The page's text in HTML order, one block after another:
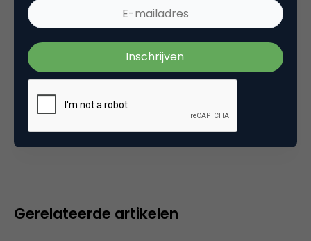
25 november 2005 om 11:07
Plaats reactie
om een reactie te
plaatsen.
Gerelateerde artikelen